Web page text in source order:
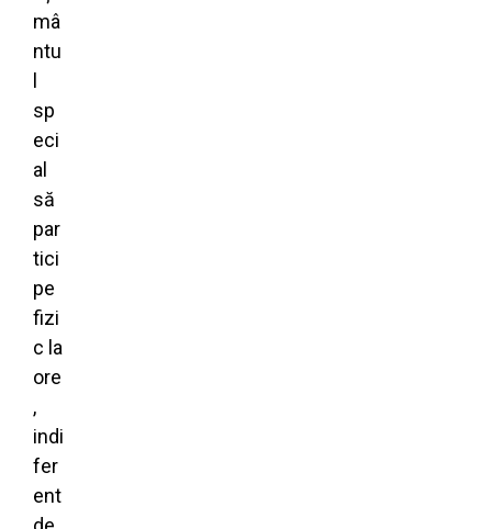
mâ
ntu
sp
eci
al
să
par
tici
pe
fizi
c la
ore
,
indi
fer
ent